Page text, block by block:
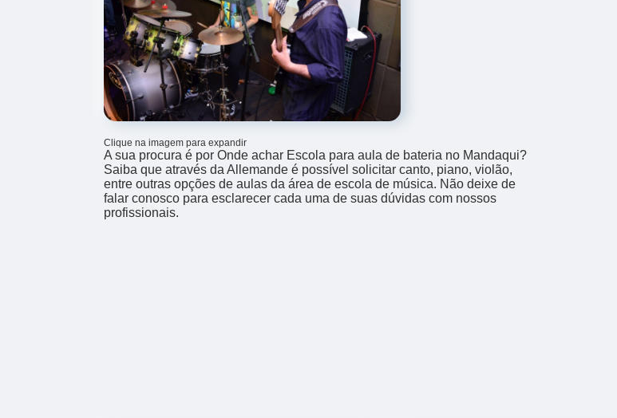
Clique na imagem para expandir
A sua procura é por Onde achar Escola para aula de bateria no Mandaqui?
Saiba que através da Allemande é possível solicitar canto, piano, violão,
entre outras opções de aulas da área de escola de música. Não deixe de
falar conosco para esclarecer cada uma de suas dúvidas com nossos
profissionais.